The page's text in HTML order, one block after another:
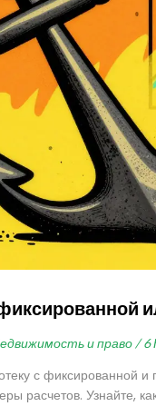
и право / 6
с фиксированной
расчетов. Узнайте,